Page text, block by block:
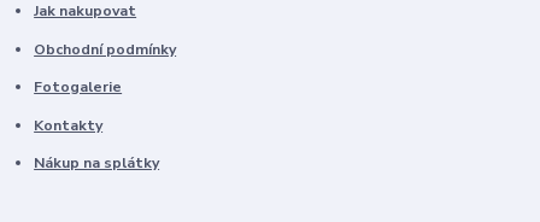
Jak nakupovat
Obchodní podmínky
Fotogalerie
Kontakty
Nákup na splátky